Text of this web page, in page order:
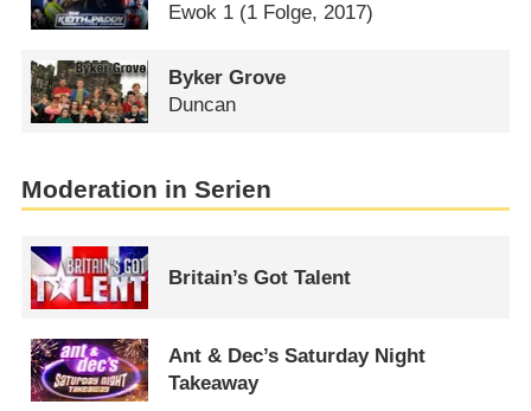
Ewok 1 (1 Folge, 2017)
Byker Grove
Duncan
Moderation in Serien
Britain’s Got Talent
Ant & Dec’s Saturday Night
Takeaway